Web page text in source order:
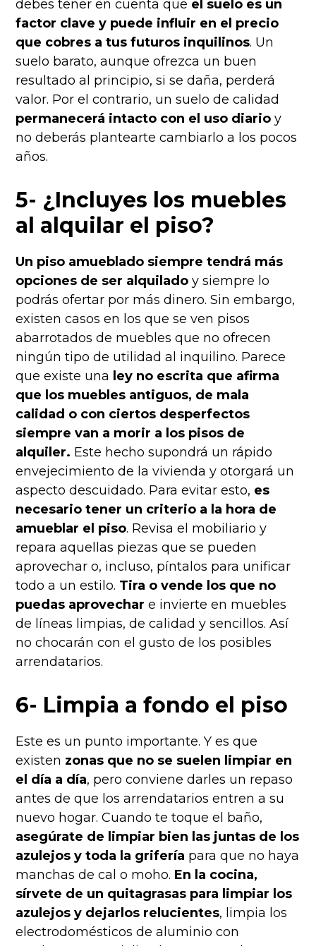
debes tener en cuenta que el suelo es un
factor clave y puede influir en el precio
que cobres a tus futuros inquilinos. Un
suelo barato, aunque ofrezca un buen
resultado al principio, si se daña, perderá
valor. Por el contrario, un suelo de calidad
permanecerá intacto con el uso diario y
no deberás plantearte cambiarlo a los pocos
años.
5- ¿Incluyes los muebles
al alquilar el piso?
Un piso amueblado siempre tendrá más
opciones de ser alquilado y siempre lo
podrás ofertar por más dinero. Sin embargo,
existen casos en los que se ven pisos
abarrotados de muebles que no ofrecen
ningún tipo de utilidad al inquilino. Parece
que existe una ley no escrita que afirma
que los muebles antiguos, de mala
calidad o con ciertos desperfectos
siempre van a morir a los pisos de
alquiler. Este hecho supondrá un rápido
envejecimiento de la vivienda y otorgará un
aspecto descuidado. Para evitar esto, es
necesario tener un criterio a la hora de
amueblar el piso. Revisa el mobiliario y
repara aquellas piezas que se pueden
aprovechar o, incluso, píntalos para unificar
todo a un estilo. Tira o vende los que no
puedas aprovechar e invierte en muebles
de líneas limpias, de calidad y sencillos. Así
no chocarán con el gusto de los posibles
arrendatarios.
6- Limpia a fondo el piso
Este es un punto importante. Y es que
existen zonas que no se suelen limpiar en
el día a día, pero conviene darles un repaso
antes de que los arrendatarios entren a su
nuevo hogar. Cuando te toque el baño,
asegúrate de limpiar bien las juntas de los
azulejos y toda la grifería para que no haya
manchas de cal o moho. En la cocina,
sírvete de un quitagrasas para limpiar los
azulejos y dejarlos relucientes, limpia los
electrodomésticos de aluminio con